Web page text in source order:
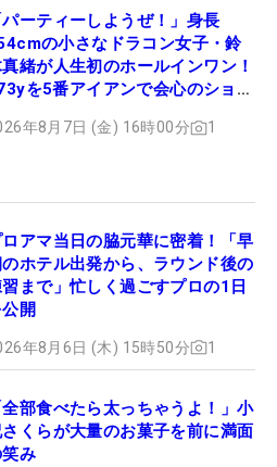
パーティーしようぜ！」身長
の小さなドラコン女子・鈴
緒が人生初のホールインワン！
を5番アイアンで会心のショッ
年8月7日 (金) 16時00分 1
ロアマ当日の脇元華に密着！「早
ホテル出発から、ラウンド後の
まで」忙しく過ごすプロの1日
開
年8月6日 (木) 15時50分 1
全部食べたら太っちゃうよ！」小
くらが大量のお菓子を前に満面
み